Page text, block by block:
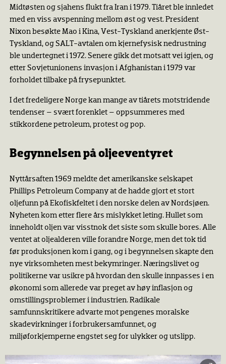
Midtøsten og sjahens flukt fra Iran i 1979. Tiåret ble innledet
med en viss avspenning mellom øst og vest. President
Nixon besøkte Mao i Kina, Vest-Tyskland anerkjente Øst-
Tyskland, og SALT-avtalen om kjernefysisk nedrustning
ble undertegnet i 1972. Senere gikk det motsatt vei igjen, og
etter Sovjetunionens invasjon i Afghanistan i 1979 var
forholdet tilbake på frysepunktet.
I det fredeligere Norge kan mange av tiårets motstridende
tendenser – svært forenklet – oppsummeres med
stikkordene petroleum, protest og pop.
Begynnelsen på oljeeventyret
Nyttårsaften 1969 meldte det amerikanske selskapet
Phillips Petroleum Company at de hadde gjort et stort
oljefunn på Ekofiskfeltet i den norske delen av Nordsjøen.
Nyheten kom etter flere års mislykket leting. Hullet som
inneholdt oljen var visstnok det siste som skulle bores. Alle
ventet at oljealderen ville forandre Norge, men det tok tid
før produksjonen kom i gang, og i begynnelsen skapte den
nye virksomheten mest bekymringer. Næringslivet og
politikerne var usikre på hvordan den skulle innpasses i en
økonomi som allerede var preget av høy inflasjon og
omstillingsproblemer i industrien. Radikale
samfunnskritikere advarte mot pengenes moralske
skadevirkninger i forbrukersamfunnet, og
miljøforkjemperne engstet seg for ulykker og utslipp.